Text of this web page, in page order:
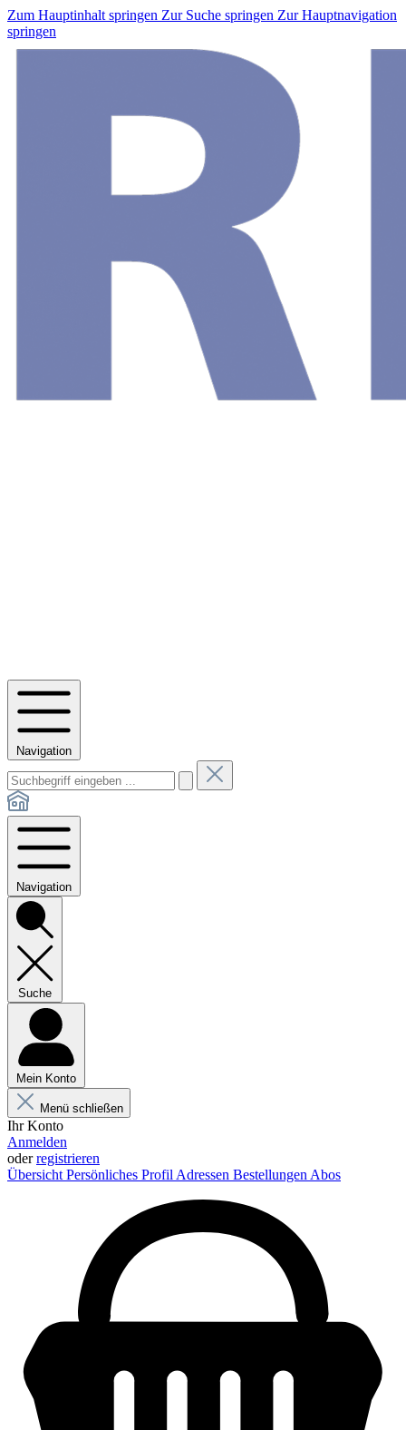
Zum Hauptinhalt springen Zur Suche springen Zur Hauptnavigation
springen
Navigation
Navigation
Suche
Mein Konto
Menü schließen
Ihr Konto
Anmelden
oderregistrieren
Übersicht Persönliches Profil Adressen Bestellungen Abos